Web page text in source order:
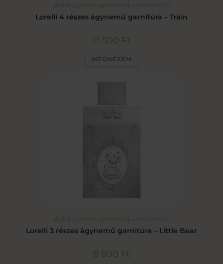
Baba ágyneműgarnitúra Lakástextília
Lorelli 4 részes ágynemű garnitúra – Train
11 500 Ft
MEGNÉZEM
Baba ágyneműgarnitúra, Lakástextília
Lorelli 3 részes ágynemű garnitúra – Little Bear
8 900 Ft